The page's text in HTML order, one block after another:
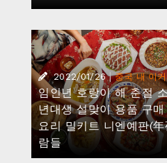
2022/01/26 | 중국 내 이
임인년 호랑이 해 춘절
년대생 설맞이 용품 구
요리 밀키트 니엔예판(
람들